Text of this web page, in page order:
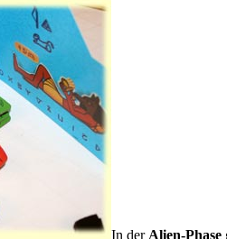
In der Alien-Phase